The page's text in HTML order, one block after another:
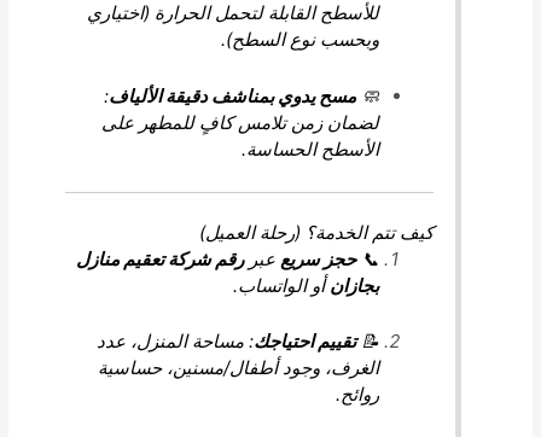
للأسطح القابلة لتحمل الحرارة (اختياري
وبحسب نوع السطح).
مسح يدوي بمناشف دقيقة الألياف:
لضمان زمن تلامس كافٍ للمطهر على
الأسطح الحساسة.
كيف تتم الخدمة؟ (رحلة العميل)
حجز سريع عبر رقم شركة تعقيم منازل
أو الواتساب.
تقييم احتياجك: مساحة المنزل، عدد
الغرف، وجود أطفال/مسنين، حساسية